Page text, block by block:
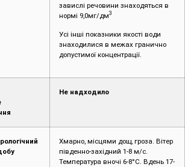
завислі речовини знаходяться в
нормі 9,0мг/дм3
Усі інші показники якості води
знаходилися в межах гранично
допустимої концентрації.
Не надходило
Хмарно, місцями дощ, гроза. Вітер
південно-західний 1-8 м/с.
Температура вночі 6-8°С. Вдень 17-